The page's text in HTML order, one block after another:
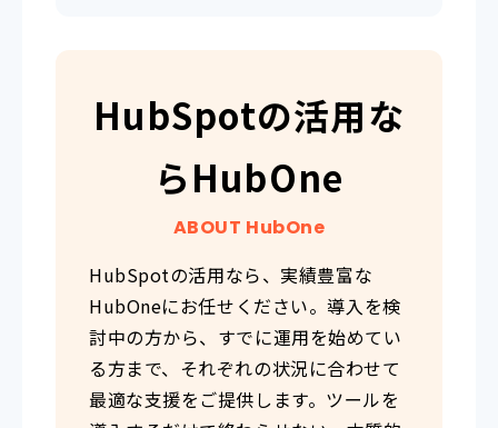
HubSpotの活用な
らHubOne
ABOUT HubOne
HubSpotの活用なら、実績豊富な
HubOneにお任せください。導入を検
討中の方から、すでに運用を始めてい
る方まで、それぞれの状況に合わせて
最適な支援をご提供します。ツールを